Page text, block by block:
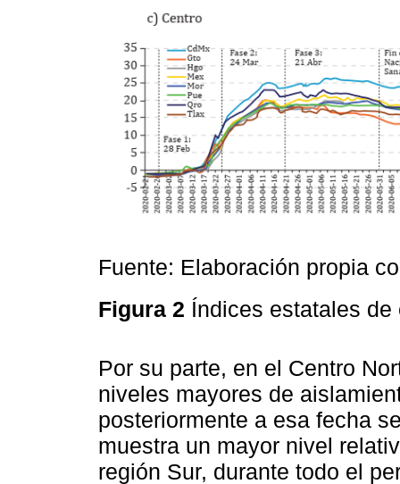
Fuente: Elaboración propia
Figura 2 Índices estatales
Por su parte, en el Centro
niveles mayores de
posteriormente a esa fecha
muestra un mayor nivel
región Sur, durante todo el